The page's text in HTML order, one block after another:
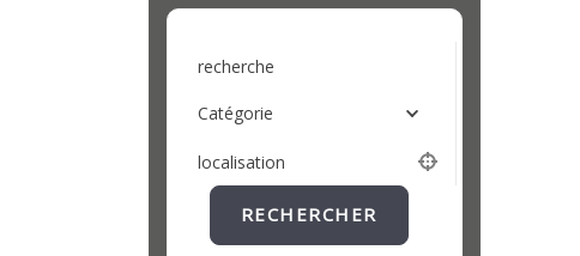
recherche
Catégorie
localisation
RECHERCHER